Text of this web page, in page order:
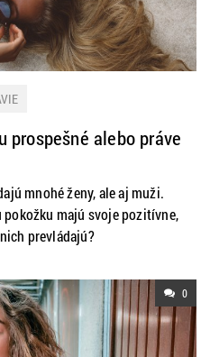
prospešné alebo práve
mnohé ženy, ale aj muži.
pokožku majú svoje pozitívne,
prevládajú?
0